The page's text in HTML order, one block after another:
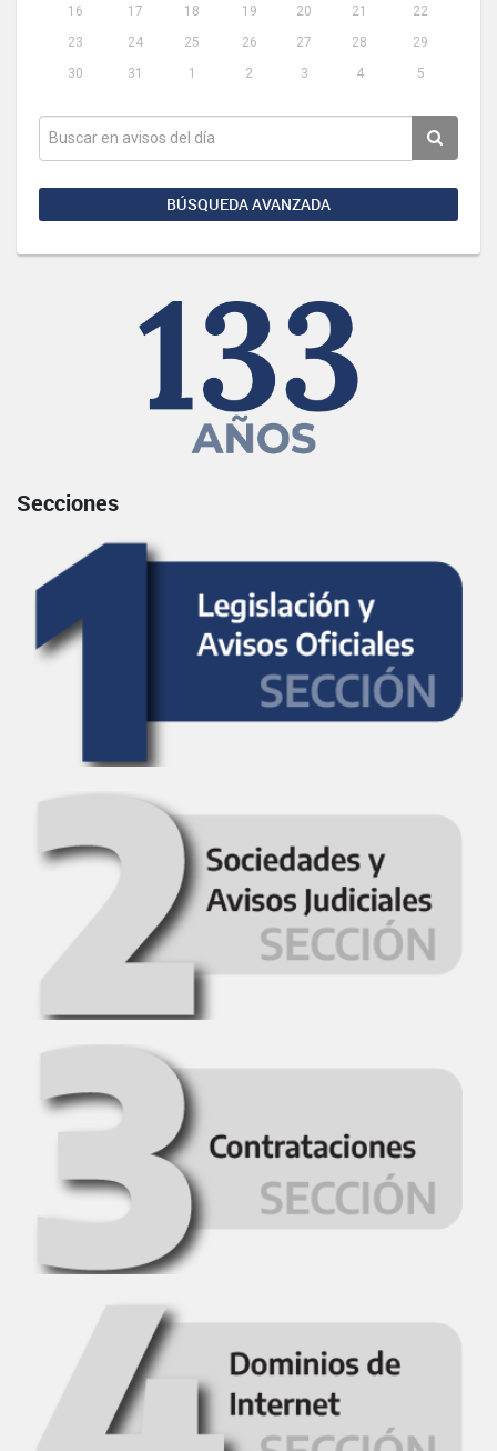
16
17 18 19 20 21
22
23
24 25 26 27 28
29
30
31 1 2 3 4 5
BÚSQUEDA AVANZADA
Secciones